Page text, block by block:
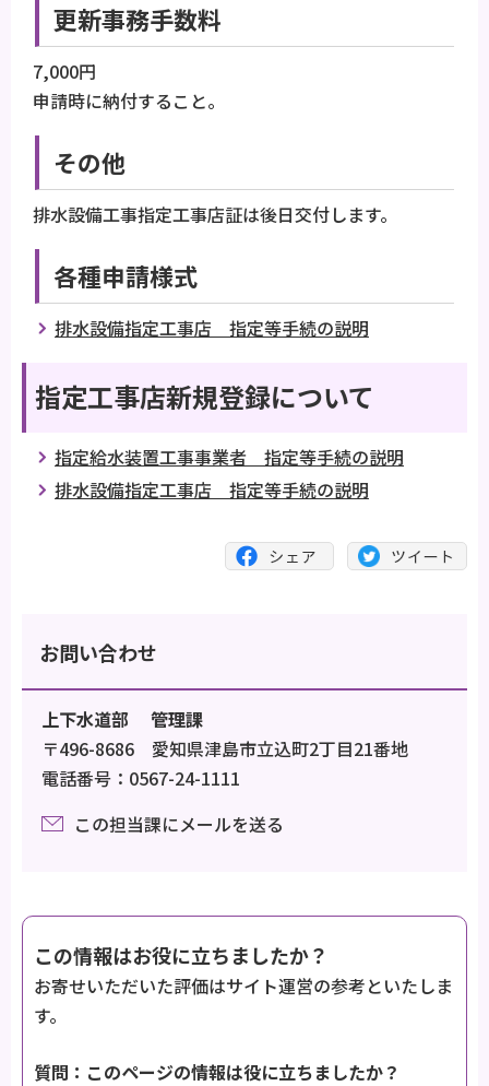
更新事務手数料
7,000円
申請時に納付すること。
その他
排水設備工事指定工事店証は後日交付します。
各種申請様式
排水設備指定工事店 指定等手続の説明
指定工事店新規登録について
指定給水装置工事事業者 指定等手続の説明
排水設備指定工事店 指定等手続の説明
お問い合わせ
上下水道部 管理課
〒496-8686 愛知県津島市立込町2丁目21番地
電話番号：0567-24-1111
この担当課にメールを送る
この情報はお役に立ちましたか？
お寄せいただいた評価はサイト運営の参考といたしま
す。
質問：このページの情報は役に立ちましたか？